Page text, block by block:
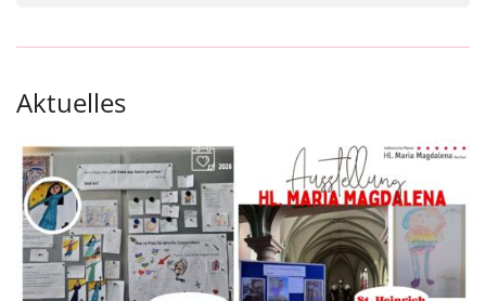
Aktuelles